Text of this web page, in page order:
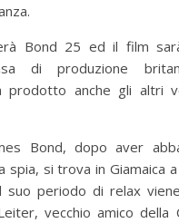
Bond 25 ed il film
di produzione
prodotto anche gli altri
Bond, dopo aver
spia, si trova in Giamaica
suo periodo di relax
vecchio amico della